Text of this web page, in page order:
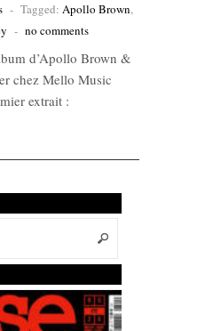
- Tagged: Apollo Brown,
- no comments
d’Apollo Brown &
chez Mello Music
extrait :